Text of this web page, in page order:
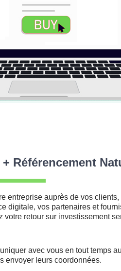
Référencement
entreprise auprès de vos
digitale, vos partenaires et
votre retour sur investissement
avec vous en tout temps
envoyer leurs coordonnées.